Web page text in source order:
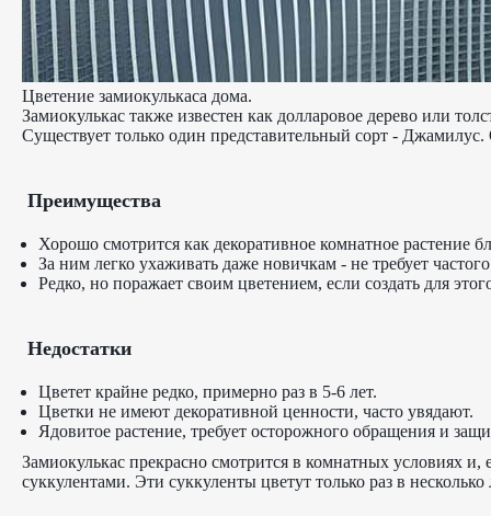
Цветение замиокулькаса дома.
Замиокулькас также известен как долларовое дерево или
Существует только один представительный сорт - Джамилус.
Преимущества
Хорошо смотрится как декоративное комнатное растение
За ним легко ухаживать даже новичкам - не требует
Редко, но поражает своим цветением, если создать для
Недостатки
Цветет крайне редко, примерно раз в 5-6 лет.
Цветки не имеют декоративной ценности, часто увядают.
Ядовитое растение, требует осторожного обращения и
Замиокулькас прекрасно смотрится в комнатных условиях
суккулентами. Эти суккуленты цветут только раз в